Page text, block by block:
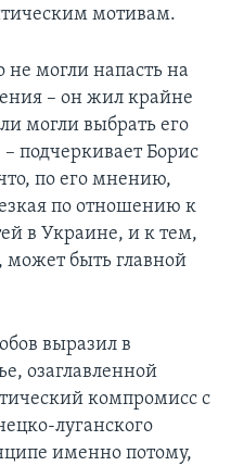
мотивам.
не могли напасть на
– он жил крайне
могли выбрать его
подчеркивает Борис
по его мнению,
по отношению к
в Украине, и к тем,
может быть главной
выразил в
озаглавленной
компромисс с
луганского
именно потому,